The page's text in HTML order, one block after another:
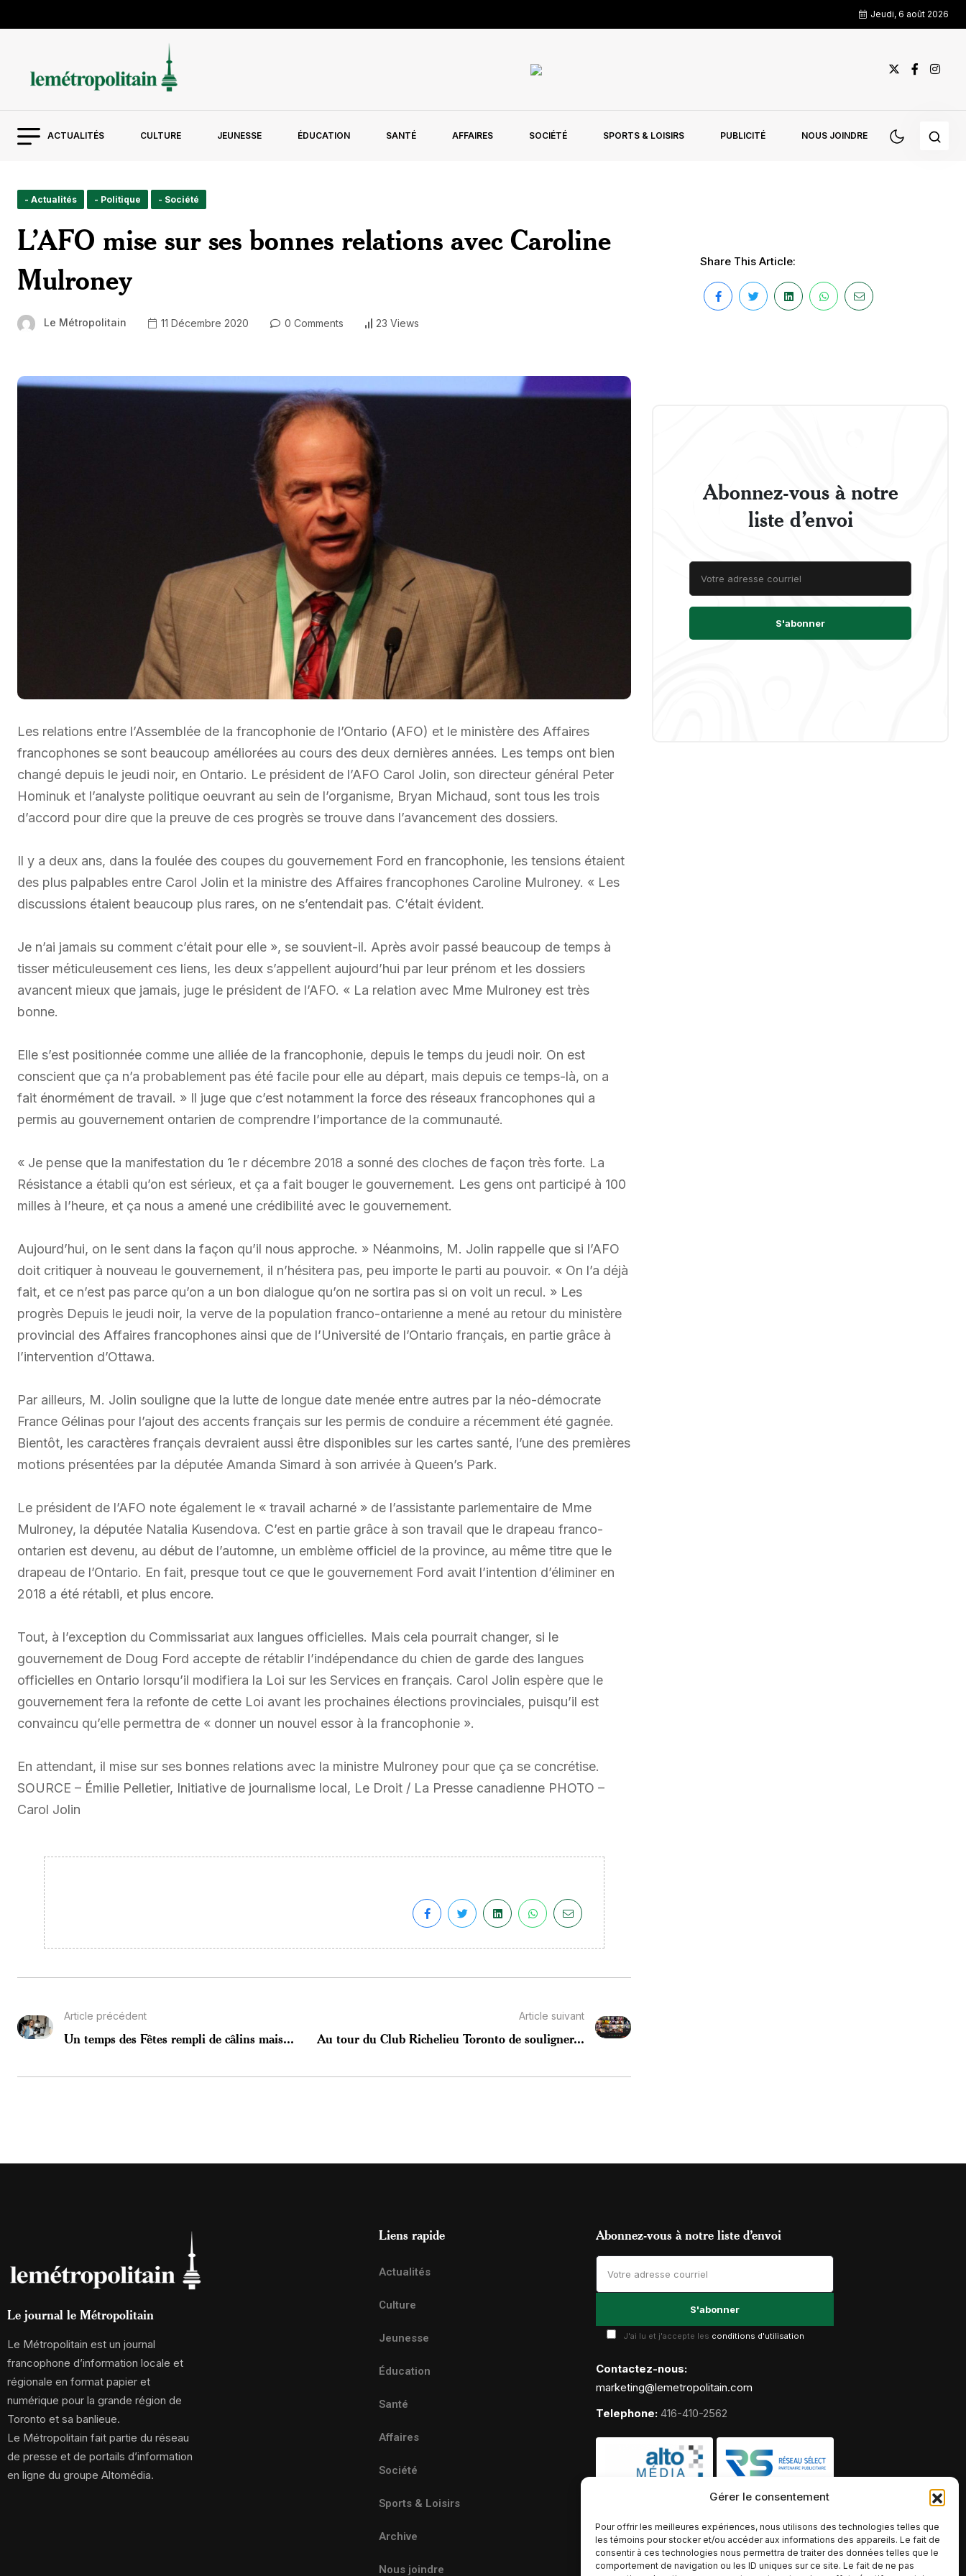
Gérer le consentement
Pour offrir les meilleures expériences, nous utilisons des technologies telles que
les témoins pour stocker et/ou accéder aux informations des appareils. Le fait de
consentir à ces technologies nous permettra de traiter des données telles que le
comportement de navigation ou les ID uniques sur ce site. Le fait de ne pas
Jeudi, 6 août 2026
ACTUALITÉS CULTURE JEUNESSE ÉDUCATION SANTÉ AFFAIRES SOCIÉTÉ SPORTS & LOISIRS PUBLICITÉ NOUS JOINDRE
- Actualités - Politique - Société
L’AFO mise sur ses bonnes relations avec Caroline
Mulroney
Le Métropolitain 11 Décembre 2020 0 Comments 23 Views
Share This Article:
Les relations entre l’Assemblée de la francophonie de l’Ontario (AFO) et le ministère des Affaires
francophones se sont beaucoup améliorées au cours des deux dernières années. Les temps ont bien
changé depuis le jeudi noir, en Ontario. Le président de l’AFO Carol Jolin, son directeur général Peter
Hominuk et l’analyste politique oeuvrant au sein de l’organisme, Bryan Michaud, sont tous les trois
d’accord pour dire que la preuve de ces progrès se trouve dans l’avancement des dossiers.
Il y a deux ans, dans la foulée des coupes du gouvernement Ford en francophonie, les tensions étaient
des plus palpables entre Carol Jolin et la ministre des Affaires francophones Caroline Mulroney. « Les
discussions étaient beaucoup plus rares, on ne s’entendait pas. C’était évident.
Je n’ai jamais su comment c’était pour elle », se souvient-il. Après avoir passé beaucoup de temps à
tisser méticuleusement ces liens, les deux s’appellent aujourd’hui par leur prénom et les dossiers
avancent mieux que jamais, juge le président de l’AFO. « La relation avec Mme Mulroney est très
bonne.
Elle s’est positionnée comme une alliée de la francophonie, depuis le temps du jeudi noir. On est
conscient que ça n’a probablement pas été facile pour elle au départ, mais depuis ce temps-là, on a
fait énormément de travail. » Il juge que c’est notamment la force des réseaux francophones qui a
permis au gouvernement ontarien de comprendre l’importance de la communauté.
« Je pense que la manifestation du 1e r décembre 2018 a sonné des cloches de façon très forte. La
Résistance a établi qu’on est sérieux, et ça a fait bouger le gouvernement. Les gens ont participé à 100
milles à l’heure, et ça nous a amené une crédibilité avec le gouvernement.
Aujourd’hui, on le sent dans la façon qu’il nous approche. » Néanmoins, M. Jolin rappelle que si l’AFO
doit critiquer à nouveau le gouvernement, il n’hésitera pas, peu importe le parti au pouvoir. « On l’a déjà
fait, et ce n’est pas parce qu’on a un bon dialogue qu’on ne sortira pas si on voit un recul. » Les
progrès Depuis le jeudi noir, la verve de la population franco-ontarienne a mené au retour du ministère
provincial des Affaires francophones ainsi que de l’Université de l’Ontario français, en partie grâce à
l’intervention d’Ottawa.
Par ailleurs, M. Jolin souligne que la lutte de longue date menée entre autres par la néo-démocrate
France Gélinas pour l’ajout des accents français sur les permis de conduire a récemment été gagnée.
Bientôt, les caractères français devraient aussi être disponibles sur les cartes santé, l’une des premières
motions présentées par la députée Amanda Simard à son arrivée à Queen’s Park.
Le président de l’AFO note également le « travail acharné » de l’assistante parlementaire de Mme
Mulroney, la députée Natalia Kusendova. C’est en partie grâce à son travail que le drapeau franco-
ontarien est devenu, au début de l’automne, un emblème officiel de la province, au même titre que le
drapeau de l’Ontario. En fait, presque tout ce que le gouvernement Ford avait l’intention d’éliminer en
2018 a été rétabli, et plus encore.
Tout, à l’exception du Commissariat aux langues officielles. Mais cela pourrait changer, si le
gouvernement de Doug Ford accepte de rétablir l’indépendance du chien de garde des langues
officielles en Ontario lorsqu’il modifiera la Loi sur les Services en français. Carol Jolin espère que le
gouvernement fera la refonte de cette Loi avant les prochaines élections provinciales, puisqu’il est
convaincu qu’elle permettra de « donner un nouvel essor à la francophonie ».
En attendant, il mise sur ses bonnes relations avec la ministre Mulroney pour que ça se concrétise.
SOURCE – Émilie Pelletier, Initiative de journalisme local, Le Droit / La Presse canadienne PHOTO –
Carol Jolin
Article précédent
Un temps des Fêtes rempli de câlins mais...
Article suivant
Au tour du Club Richelieu Toronto de souligner...
Abonnez-vous à notre
liste d’envoi
Le journal le Métropolitain
Le Métropolitain est un journal
francophone d’information locale et
régionale en format papier et
numérique pour la grande région de
Toronto et sa banlieue.
Le Métropolitain fait partie du réseau
de presse et de portails d’information
en ligne du groupe Altomédia.
Liens rapide
Actualités
Culture
Jeunesse
Éducation
Santé
Affaires
Société
Sports & Loisirs
Archive
Nous joindre
Abonnez-vous à notre liste d’envoi
J'ai lu et j'accepte les conditions d'utilisation
Contactez-nous:
marketing@lemetropolitain.com
Telephone: 416-410-2562